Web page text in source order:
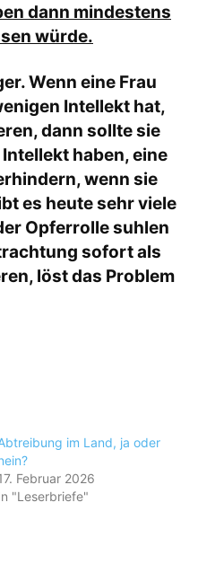
dann mindestens
würde.
Wenn eine Frau
Intellekt hat,
dann sollte sie
haben, eine
wenn sie
es heute sehr viele
Opferrolle suhlen
sofort als
löst das Problem
im Land, ja oder
Februar 2026
"Leserbriefe"